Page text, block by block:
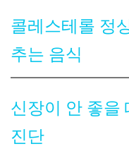
콜레스테롤 정
추는 음식
신장이 안 좋을
진단